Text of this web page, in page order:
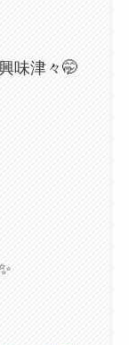
味津々🤭